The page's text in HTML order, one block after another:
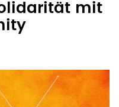
mit